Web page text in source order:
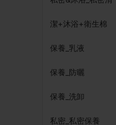
潔+沐浴+衛生棉
保養_乳液
保養_防曬
保養_洗卸
私密_私密保養